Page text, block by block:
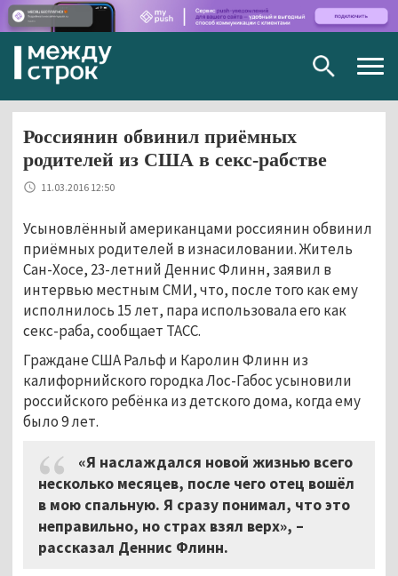
Россиянин обвинил приёмных
родителей из США в секс-рабстве
11.03.2016 12:50
Усыновлённый американцами россиянин обвинил
приёмных родителей в изнасиловании. Житель
Сан-Хосе, 23-летний Деннис Флинн, заявил в
интервью местным СМИ, что, после того как ему
исполнилось 15 лет, пара использовала его как
секс-раба, сообщает ТАСС.
Граждане США Ральф и Каролин Флинн из
калифорнийского городка Лос-Габос усыновили
российского ребёнка из детского дома, когда ему
было 9 лет.
«Я наслаждался новой жизнью всего
несколько месяцев, после чего отец вошёл
в мою спальную. Я сразу понимал, что это
неправильно, но страх взял верх», –
рассказал Деннис Флинн.